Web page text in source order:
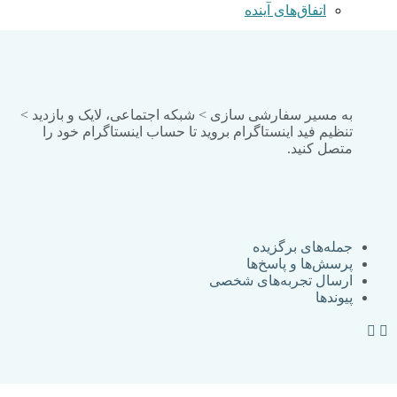
اتفاق‌های آینده
تجربه‌های شبه NDE ایرانی
مقاله‌ها و نقطه نظرها
گفت‌وگوها
به مسیر سفارشی سازی > شبکه اجتماعی، لایک و بازدید >
تنظیم فید اینستاگرام بروید تا حساب اینستاگرام خود را
متصل کنید.
جمله‌های برگزیده
پرسش‌ها و پاسخ‌ها
ارسال تجربه‌های شخصی
پیوندها